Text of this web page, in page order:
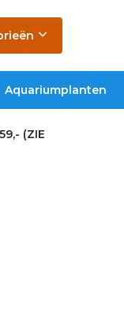
Aquariumplanten
(ZIE